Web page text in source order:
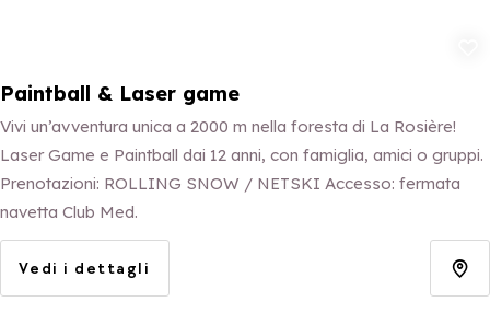
Paintball & Laser game
Vivi un’avventura unica a 2000 m nella foresta di La Rosière!
Laser Game e Paintball dai 12 anni, con famiglia, amici o gruppi.
Prenotazioni: ROLLING SNOW / NETSKI Accesso: fermata
navetta Club Med.
Vedi i dettagli